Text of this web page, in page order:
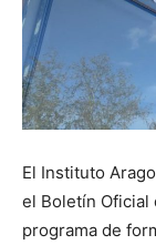
El Instituto
el Boletín Oficial
programa de